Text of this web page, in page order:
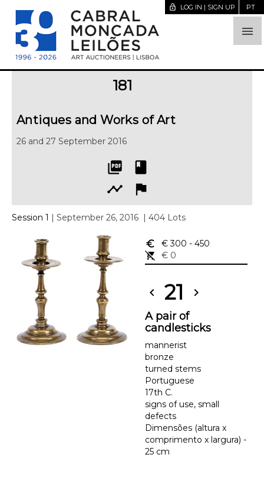

lock_open LOG IN | SIGN UP PT
181
Antiques and Works of Art
26 and 27 September 2016
picture_as_pdf
book
timeline
flag
Session 1 | September 26, 2016 | 404 Lots
euro_symbol € 300 - 450
remove_shopping_cart
€ 0
chevron_left 21 chevron_right
A pair of
candlesticks
mannerist
bronze
turned stems
Portuguese
17th C.
signs of use, small
defects
Dimensões (altura x
comprimento x largura) -
25 cm